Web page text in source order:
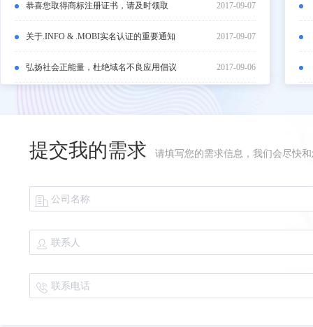
恭喜您取得商标注册证书，请及时领取 2017-09-07
关于.INFO & .MOBI实名认证的重要通知 2017-09-07
弘扬社会正能量，杜绝域名不良应用倡议 2017-09-06
提交我的需求 请填写您的需求信息，我们会尽快